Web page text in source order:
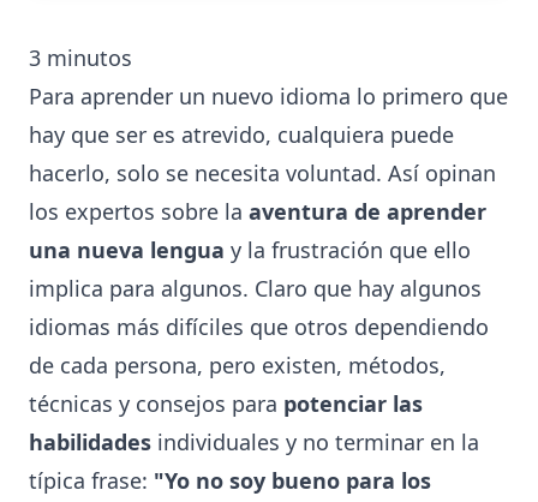
3 minutos
Para aprender un nuevo idioma lo primero que
hay que ser es atrevido, cualquiera puede
hacerlo, solo se necesita voluntad. Así opinan
los expertos sobre la aventura de aprender
una nueva lengua y la frustración que ello
implica para algunos. Claro que hay algunos
idiomas más difíciles que otros dependiendo
de cada persona, pero existen, métodos,
técnicas y consejos para potenciar las
habilidades individuales y no terminar en la
típica frase: "Yo no soy bueno para los